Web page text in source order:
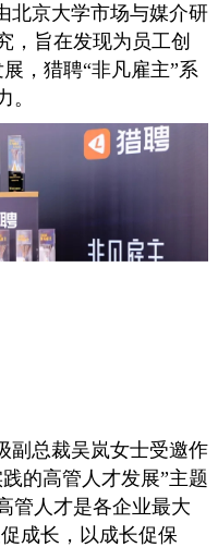
北京大学市场与媒介研
，旨在发现为员工创
，猎聘“非凡雇主”系
。
副总裁吴岚女士受邀作
的高管人才发展”主题
管人才是各企业最大
成长，以成长促保